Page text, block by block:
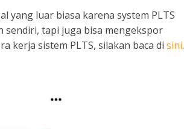
yang luar biasa karena system PLTS
tapi juga bisa mengekspor
kerja sistem PLTS, silakan baca di sini.